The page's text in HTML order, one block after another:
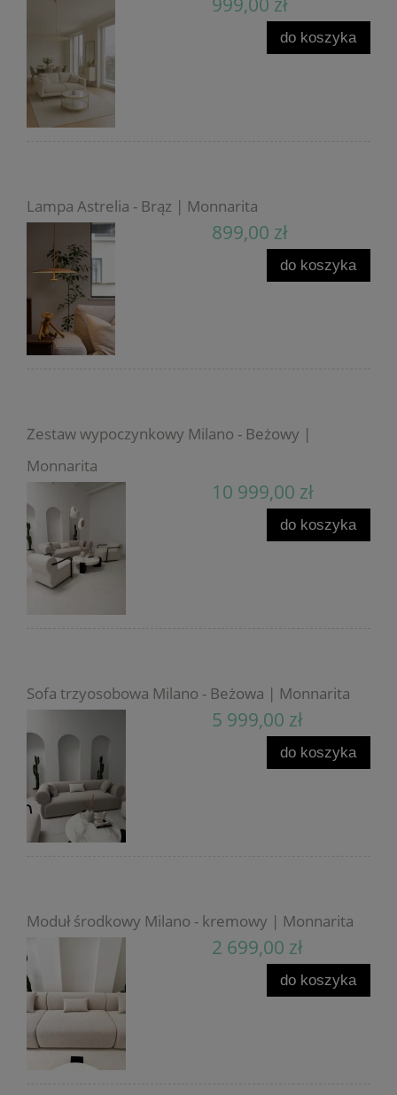
do koszyka
Lampa Astrelia - Brąz | Monnarita
899,00 zł
do koszyka
Zestaw wypoczynkowy Milano - Beżowy |
Monnarita
10 999,00 zł
do koszyka
Sofa trzyosobowa Milano - Beżowa | Monnarita
5 999,00 zł
do koszyka
Moduł środkowy Milano - kremowy | Monnarita
2 699,00 zł
do koszyka